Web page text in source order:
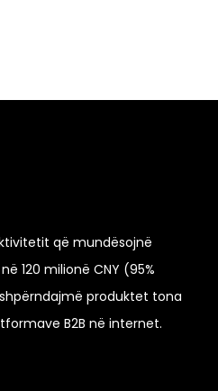
që mundësojnë
120 milionë CNY (95%
produktet tona
B2B në internet.